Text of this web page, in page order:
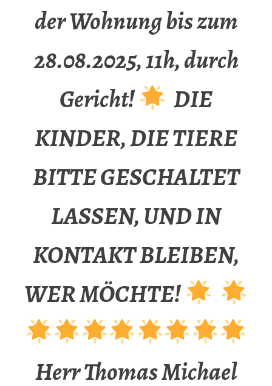
der Wohnung bis zum
28.08.2025, 11h, durch
Gericht!
DIE
KINDER, DIE TIERE
BITTE GESCHALTET
LASSEN, UND IN
KONTAKT BLEIBEN,
WER MÖCHTE!
Herr Thomas Michael